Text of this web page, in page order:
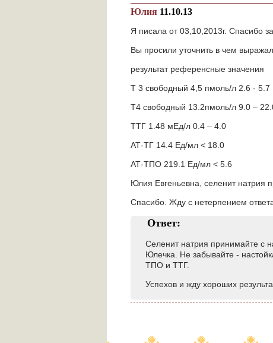
Юлия 11.10.13
Я писала от 03,10,2013г. Спасибо
Вы просили уточнить в чем
результат референсные значения
Т 3 свободный 4,5 пмоль/л 2.6 - 5.7
Т4 свободный 13.2пмоль/л 9.0 –
ТТГ 1.48 мЕд/л 0.4 – 4.0
АТ-ТГ 14.4 Ед/мл < 18.0
АТ-ТПО 219.1 Ед/мл < 5.6
Юлия Евгеньевна, селенит натрия
Спасибо. Жду с нетерпением
Ответ:
Селенит натрия принимайте с
Юлечка. Не забывайте -
ТПО и ТТГ.
Успехов и жду хороших